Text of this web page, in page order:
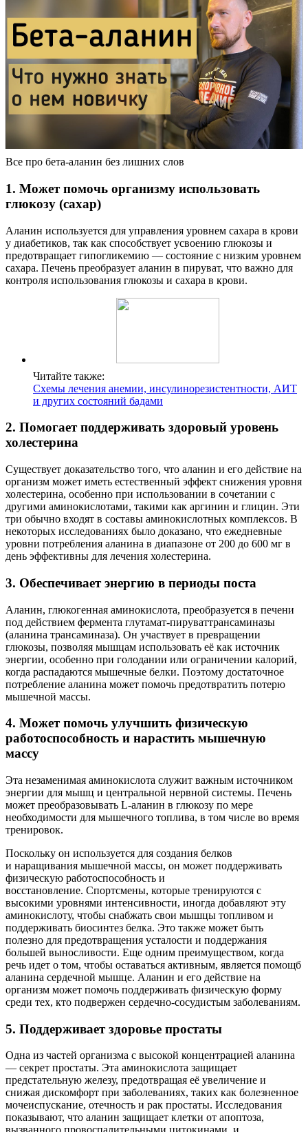
Все про бета-аланин без лишних слов
1. Может помочь организму использовать
глюкозу (сахар)
Аланин используется для управления уровнем сахара в крови
у диабетиков, так как способствует усвоению глюкозы и
предотвращает гипогликемию — состояние с низким уровнем
сахара. Печень преобразует аланин в пируват, что важно для
контроля использования глюкозы и сахара в крови.
Читайте также:
Схемы лечения анемии, инсулинорезистентности, АИТ
и других состояний бадами
2. Помогает поддерживать здоровый уровень
холестерина
Существует доказательство того, что аланин и его действие на
организм может иметь естественный эффект снижения уровня
холестерина, особенно при использовании в сочетании с
другими аминокислотами, такими как аргинин и глицин. Эти
три обычно входят в составы аминокислотных комплексов. В
некоторых исследованиях было доказано, что ежедневные
уровни потребления аланина в диапазоне от 200 до 600 мг в
день эффективны для лечения холестерина.
3. Обеспечивает энергию в периоды поста
Аланин, глюкогенная аминокислота, преобразуется в печени
под действием фермента глутамат-пируваттрансаминазы
(аланина трансаминаза). Он участвует в превращении
глюкозы, позволяя мышцам использовать её как источник
энергии, особенно при голодании или ограничении калорий,
когда распадаются мышечные белки. Поэтому достаточное
потребление аланина может помочь предотвратить потерю
мышечной массы.
4. Может помочь улучшить физическую
работоспособность и нарастить мышечную
массу
Эта незаменимая аминокислота служит важным источником
энергии для мышц и центральной нервной системы. Печень
может преобразовывать L-аланин в глюкозу по мере
необходимости для мышечного топлива, в том числе во время
тренировок.
Поскольку он используется для создания белков
и наращивания мышечной массы, он может поддерживать
физическую работоспособность и
восстановление. Спортсмены, которые тренируются с
высокими уровнями интенсивности, иногда добавляют эту
аминокислоту, чтобы снабжать свои мышцы топливом и
поддерживать биосинтез белка. Это также может быть
полезно для предотвращения усталости и поддержания
большей выносливости. Еще одним преимуществом, когда
речь идет о том, чтобы оставаться активным, является помощб
аланина сердечной мышце. Аланин и его действие на
организм может помочь поддерживать физическую форму
среди тех, кто подвержен сердечно-сосудистым заболеваниям.
5. Поддерживает здоровье простаты
Одна из частей организма с высокой концентрацией аланина
— секрет простаты. Эта аминокислота защищает
предстательную железу, предотвращая её увеличение и
снижая дискомфорт при заболеваниях, таких как болезненное
мочеиспускание, отечность и рак простаты. Исследования
показывают, что аланин защищает клетки от апоптоза,